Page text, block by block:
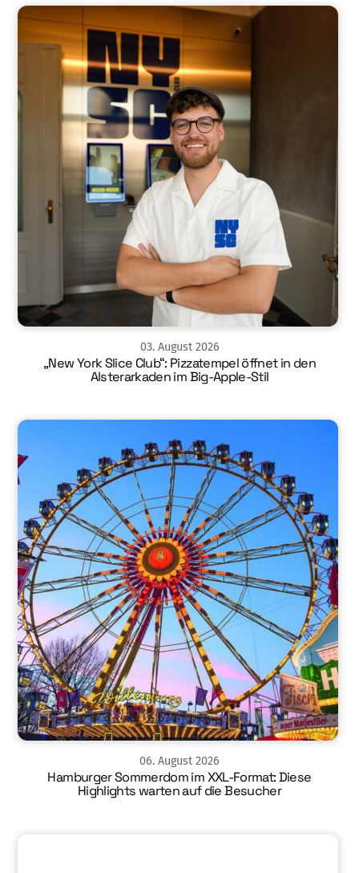
03. August 2026
„New York Slice Club“: Pizzatempel öffnet in den
Alsterarkaden im Big-Apple-Stil
06. August 2026
Hamburger Sommerdom im XXL-Format: Diese
Highlights warten auf die Besucher